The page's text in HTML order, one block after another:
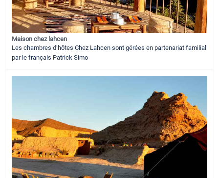
Maison chez lahcen
Les chambres d’hôtes Chez Lahcen sont gérées en partenariat familial
par le français Patrick Simo